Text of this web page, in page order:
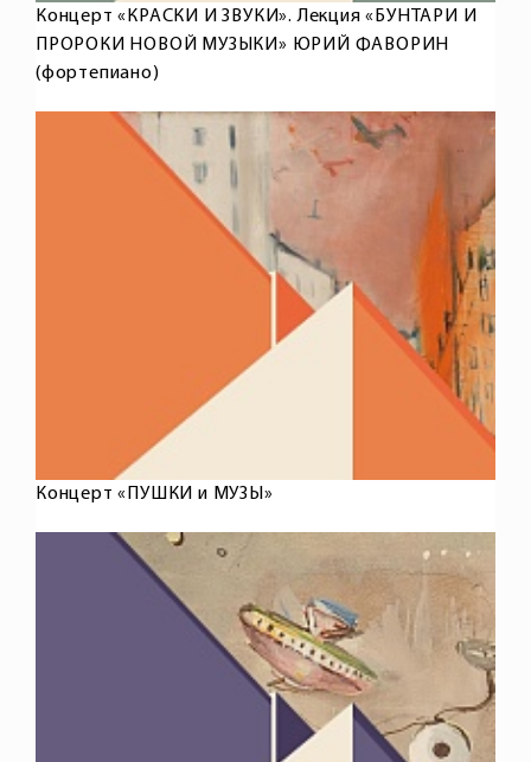
Концерт «КРАСКИ И ЗВУКИ». Лекция «БУНТАРИ И
ПРОРОКИ НОВОЙ МУЗЫКИ» ЮРИЙ ФАВОРИН
(фортепиано)
Концерт «ПУШКИ и МУЗЫ»